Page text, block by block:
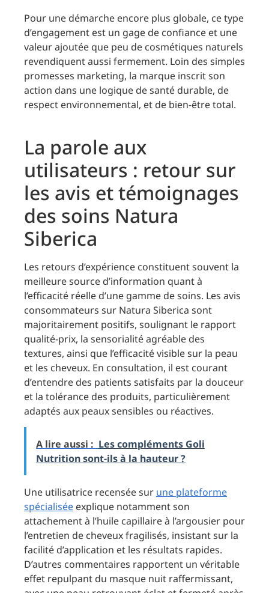
Pour une démarche encore plus globale, ce type
d’engagement est un gage de confiance et une
valeur ajoutée que peu de cosmétiques naturels
revendiquent aussi fermement. Loin des simples
promesses marketing, la marque inscrit son
action dans une logique de santé durable, de
respect environnemental, et de bien-être total.
La parole aux
utilisateurs : retour sur
les avis et témoignages
des soins Natura
Siberica
Les retours d’expérience constituent souvent la
meilleure source d’information quant à
l’efficacité réelle d’une gamme de soins. Les avis
consommateurs sur Natura Siberica sont
majoritairement positifs, soulignant le rapport
qualité-prix, la sensorialité agréable des
textures, ainsi que l’efficacité visible sur la peau
et les cheveux. En consultation, il est courant
d’entendre des patients satisfaits par la douceur
et la tolérance des produits, particulièrement
adaptés aux peaux sensibles ou réactives.
A lire aussi : Les compléments Goli
Nutrition sont-ils à la hauteur ?
Une utilisatrice recensée sur une plateforme
spécialisée explique notamment son
attachement à l’huile capillaire à l’argousier pour
l’entretien de cheveux fragilisés, insistant sur la
facilité d’application et les résultats rapides.
D’autres commentaires rapportent un véritable
effet repulpant du masque nuit raffermissant,